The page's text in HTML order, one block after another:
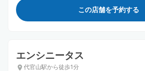
この店舗を予約する
エンシニータス
代官山駅から徒歩1分